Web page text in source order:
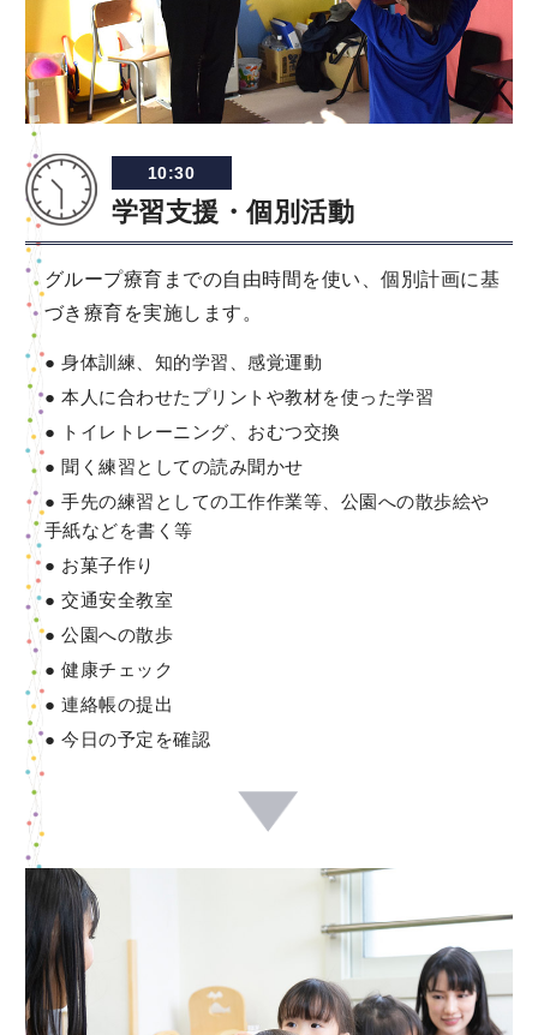
10:30
学習支援・個別活動
グループ療育までの自由時間を使い、個別計画に基
づき療育を実施します。
身体訓練、知的学習、感覚運動
本人に合わせたプリントや教材を使った学習
トイレトレーニング、おむつ交換
聞く練習としての読み聞かせ
手先の練習としての工作作業等、公園への散歩絵や
手紙などを書く等
お菓子作り
交通安全教室
公園への散歩
健康チェック
連絡帳の提出
今日の予定を確認